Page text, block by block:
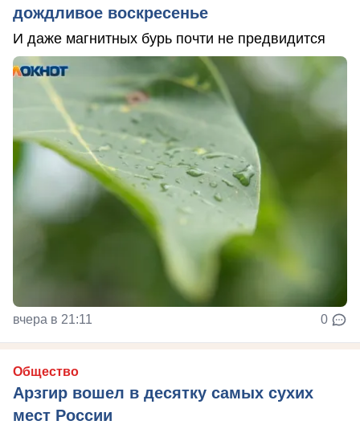
дождливое воскресенье
И даже магнитных бурь почти не предвидится
вчера в 21:11 0
Общество
Арзгир вошел в десятку самых сухих
мест России